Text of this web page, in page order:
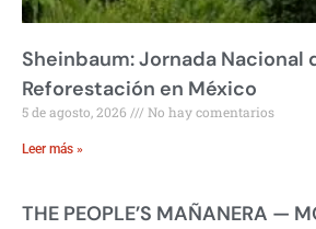
Sheinbaum: Jornada Nacional
Reforestación en México
5 de agosto, 2026 No hay comentarios
Leer más »
THE PEOPLE’S MAÑANERA —